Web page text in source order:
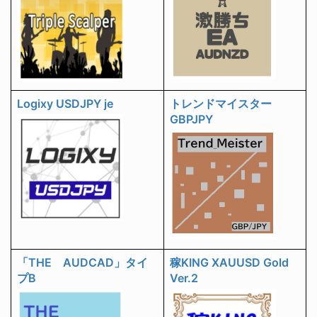
Logixy USDJPY je
トレンドマイスター
GBPJPY
「THE AUDCAD」タイ
プB
稼KING XAUUSD Gold
Ver.2